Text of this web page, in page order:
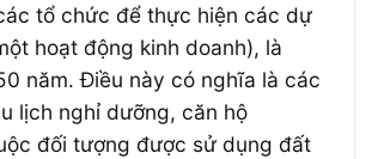
tổ chức để thực hiện các dự
hoạt động kinh doanh), là
năm. Điều này có nghĩa là các
lịch nghỉ dưỡng, căn hộ
đối tượng được sử dụng đất